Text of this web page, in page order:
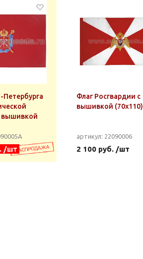
Петербурга
вышивкой
/шт
Флаг Росгвардии с
вышивкой (70x110)
артикул: 22090006
2 100 руб. /шт